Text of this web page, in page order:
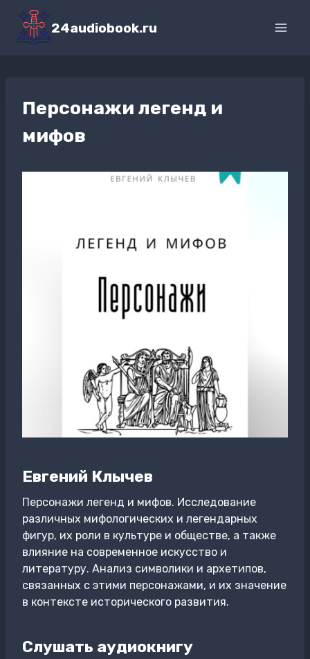
Перейти
содержимому
24audiobook.ru
Персонажи легенд и
мифов
Евгений Клычев
Персонажи легенд и мифов. Исследование
различных мифологических и легендарных
фигур, их роли в культуре и обществе, а также
влияние на современное искусство и
литературу. Анализ символики и архетипов,
связанных с этими персонажами, и их значение
в контексте исторического развития.
Слушать аудиокнигу